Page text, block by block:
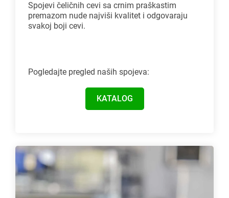
Spojevi čeličnih cevi sa crnim praškastim
premazom nude najviši kvalitet i odgovaraju
svakoj boji cevi.
Pogledajte pregled naših spojeva:
KATALOG